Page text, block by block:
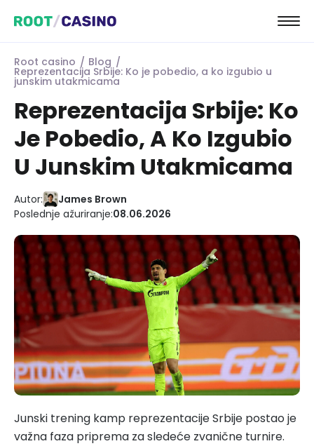
Root casino Blog
Reprezentacija Srbije: Ko je pobedio, a ko izgubio u
junskim utakmicama
Reprezentacija Srbije: Ko
Je Pobedio, A Ko Izgubio
U Junskim Utakmicama
Autor:
James Brown
Poslednje ažuriranje:08.06.2026
Junski trening kamp reprezentacije Srbije postao je
važna faza priprema za sledeće zvanične turnire.